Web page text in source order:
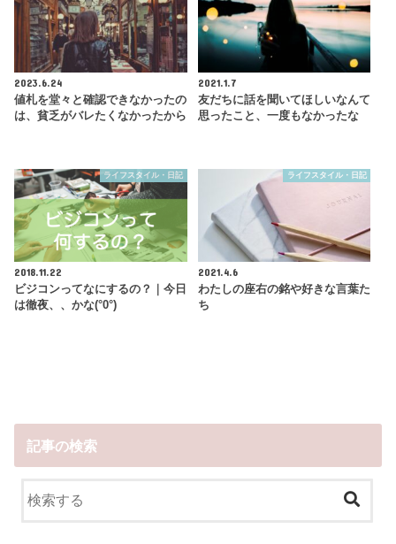
2023.6.24
値札を堂々と確認できなかったの
は、貧乏がバレたくなかったから
2021.1.7
友だちに話を聞いてほしいなんて
思ったこと、一度もなかったな
ライフスタイル・日記
2018.11.22
ビジコンってなにするの？｜今日
は徹夜、、かな(°0°)
ライフスタイル・日記
2021.4.6
わたしの座右の銘や好きな言葉た
ち
記事の検索